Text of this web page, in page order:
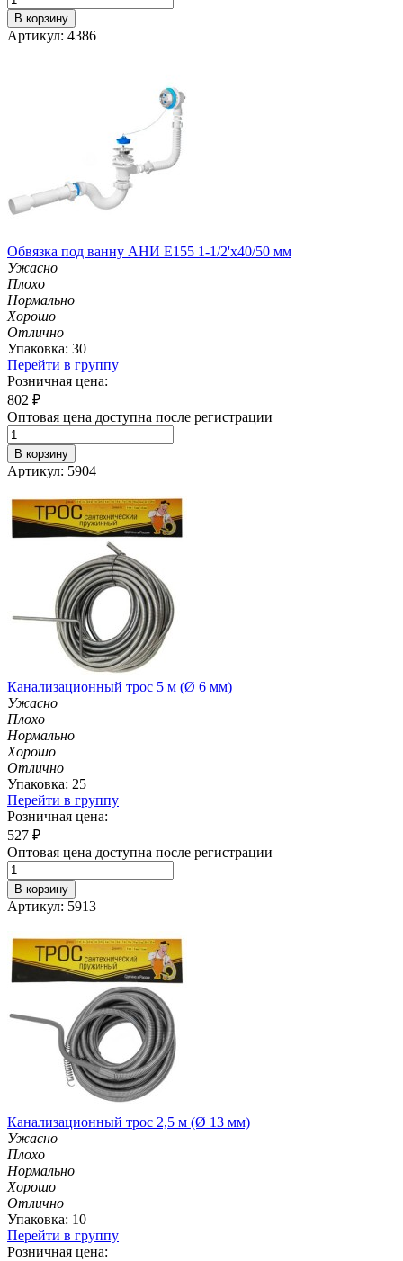
В корзину
Артикул: 4386
Обвязка под ванну АНИ E155 1-1/2'х40/50 мм
Ужасно
Плохо
Нормально
Хорошо
Отлично
Упаковка: 30
Перейти в группу
Розничная цена:
802 ₽
Оптовая цена доступна после регистрации
В корзину
Артикул: 5904
Канализационный трос 5 м (Ø 6 мм)
Ужасно
Плохо
Нормально
Хорошо
Отлично
Упаковка: 25
Перейти в группу
Розничная цена:
527 ₽
Оптовая цена доступна после регистрации
В корзину
Артикул: 5913
Канализационный трос 2,5 м (Ø 13 мм)
Ужасно
Плохо
Нормально
Хорошо
Отлично
Упаковка: 10
Перейти в группу
Розничная цена: